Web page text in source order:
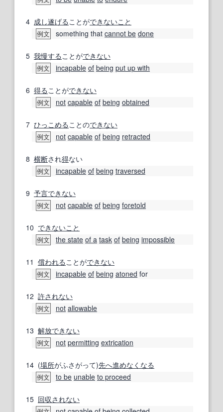
4 成し遂げる ことができないこと
例文 something that cannot be done
5 我慢する ことができない
例文 incapable of being put up with
6 得る ことができない
例文 not capable of being obtained
7 ひっこめる ことのできない
例文 not capable of being retracted
8 横断され得ない
例文 incapable of being traversed
9 予言できない
例文 not capable of being foretold
10 できないこと
例文 the state of a task of being impossible
11 償われる ことができない
例文 incapable of being atoned for
12 許されない
例文 not allowable
13 解放できない
例文 not permitting extrication
14 (場所がふさがって)先へ進めなくなる
例文 to be unable to proceed
15 回収されない